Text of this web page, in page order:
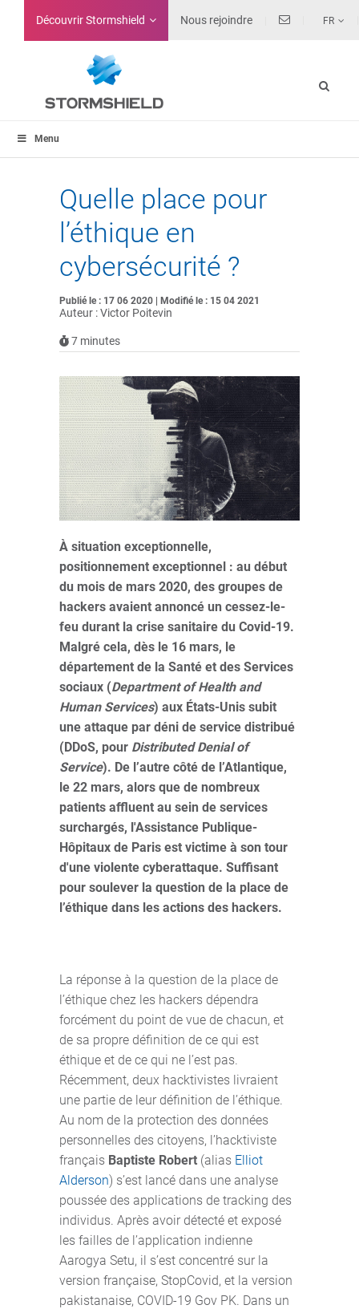
Découvrir Stormshield Nous rejoindre FR
Menu
Quelle place pour
l’éthique en
cybersécurité ?
Publié le : 17 06 2020 | Modifié le : 15 04 2021
Auteur : Victor Poitevin
7 minutes
À situation exceptionnelle,
positionnement exceptionnel : au début
du mois de mars 2020, des groupes de
hackers avaient annoncé un cessez-le-
feu durant la crise sanitaire du Covid-19.
Malgré cela, dès le 16 mars, le
département de la Santé et des Services
sociaux (Department of Health and
Human Services) aux États-Unis subit
une attaque par déni de service distribué
(DDoS, pour Distributed Denial of
Service). De l’autre côté de l’Atlantique,
le 22 mars, alors que de nombreux
patients affluent au sein de services
surchargés, l'Assistance Publique-
Hôpitaux de Paris est victime à son tour
d'une violente cyberattaque. Suffisant
pour soulever la question de la place de
l’éthique dans les actions des hackers.
La réponse à la question de la place de
l’éthique chez les hackers dépendra
forcément du point de vue de chacun, et
de sa propre définition de ce qui est
éthique et de ce qui ne l’est pas.
Récemment, deux hacktivistes livraient
une partie de leur définition de l’éthique.
Au nom de la protection des données
personnelles des citoyens, l’hacktiviste
français Baptiste Robert (alias Elliot
Alderson) s’est lancé dans une analyse
poussée des applications de tracking des
individus. Après avoir détecté et exposé
les failles de l’application indienne
Aarogya Setu, il s’est concentré sur la
version française, StopCovid, et la version
pakistanaise, COVID-19 Gov PK. Dans un